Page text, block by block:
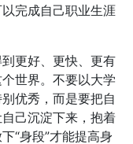
完成自己职业生涯
更好、更快、更有
世界。不要以大学
优秀，而是要把自
己沉淀下来，抱着
“身段”才能提高身